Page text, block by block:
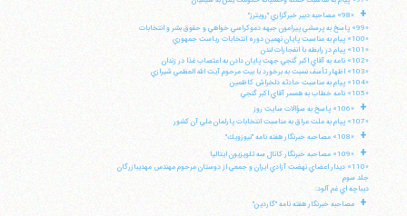
+
«98» مصاحبه دبير خبرگزاري "رويترز"
«99» پاسخ به پرسشي پيرامون جبهه دموكراسي خواهي و حقوق بشر و انتخابات
«100» پيام به مناسبت پايان نهمين دوره انتخابات رياست جمهوري
«101» پيام در رابطه با انفجارات لندن
«102» نامه به آقاي اكبر گنجي جهت پايان دادن به اعتصاب غذا در زندان
«103» اظهار تأسف نسبت به برخورد با بيت مرحوم آيت الله العظمي شيرازي
«104» پيام به مناسبت حادثه دلخراش كاظمين
«105» نامه خطاب به همسر آقاي اكبر گنجي
+
«106» پاسخ به سؤالات سايت روز
«107» پيام به ملت عراق به مناسبت انتخابات پارلمان ملي آن كشور
+ «108» مصاحبه خبرنگار هفته نامه "نيوزويك"
+
«109» مصاحبه خبرنگار كانال سه تلويزيون ايتاليا
«110» ديدار اعضاي نهضت آزادي ايران و جمعي از دوستان مرحوم مهندس مهديبازرگان
جلد سوم
ديباچه اي غم آلود:
+ مصاحبه خبرنگار هفته نامه "گاردين"